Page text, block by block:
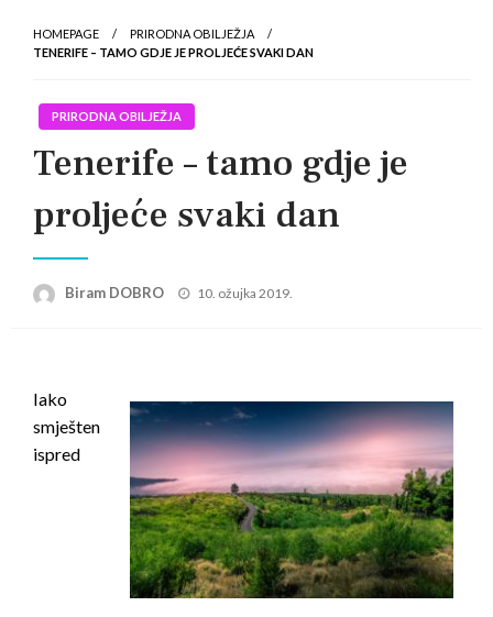
HOMEPAGE
PRIRODNA OBILJEŽJA
TENERIFE – TAMO GDJE JE PROLJEĆE SVAKI DAN
PRIRODNA OBILJEŽJA
Tenerife – tamo gdje je
proljeće svaki dan
Biram DOBRO
Posted
10. ožujka 2019.
Iako
smješten
ispred